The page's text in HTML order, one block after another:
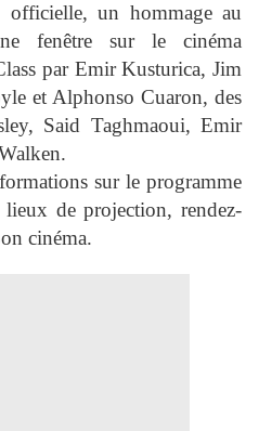
officielle, un hommage au
fenêtre sur le cinéma
par Emir Kusturica, Jim
et Alphonso Cuaron, des
Said Taghmaoui, Emir
sur le programme
lieux de projection, rendez-
cinéma.